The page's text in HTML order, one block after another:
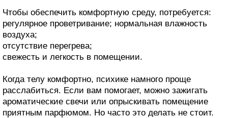
Чтобы обеспечить комфортную среду, потребуется:
регулярное проветривание; нормальная влажность
воздуха;
отсутствие перегрева;
свежесть и легкость в помещении.
Когда телу комфортно, психике намного проще
расслабиться. Если вам помогает, можно зажигать
ароматические свечи или опрыскивать помещение
приятным парфюмом. Но часто это делать не стоит.